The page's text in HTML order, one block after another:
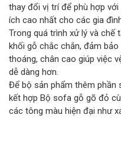
thay đổi vị trí để phù hợp
ích cao nhất cho các gia
Trong quá trình xử lý và chế
khối gỗ chắc chắn, đảm
thoáng, chân cao giúp việc
dễ dàng hơn.
Để bộ sản phẩm thêm phần
kết hợp Bộ sofa gỗ gõ đỏ
các tông màu hiện đại như